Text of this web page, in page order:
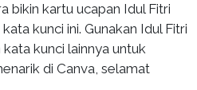
bikin kartu ucapan Idul Fitri
kunci ini. Gunakan Idul Fitri
kunci lainnya untuk
di Canva, selamat